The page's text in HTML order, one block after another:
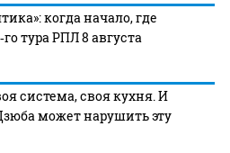
когда начало, где
тура РПЛ 8 августа
система, своя кухня. И
может нарушить эту